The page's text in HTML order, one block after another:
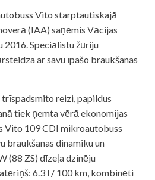
Vito starptautiskajā
(IAA) saņēmis Vācijas
Speciālistu žūriju
ar savu īpašo braukšanas
reizi, papildus
tiek ņemta vērā ekonomijas
Vito 109 CDI mikroautobuss
braukšanas dinamiku un
(88 ZS) dīzeļa dzinēju
6.3 l / 100 km, kombinēti